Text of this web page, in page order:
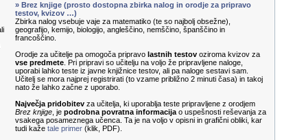
» Brez knjige (prosto dostopna zbirka nalog in orodje za pripravo
testov, kvizov …)
Zbirka nalog vsebuje vaje za matematiko (te so najbolj obsežne),
geografijo, kemijo, biologijo, angleščino, nemščino, španščino in
francoščino.
Orodje za učitelje pa omogoča pripravo lastnih testov oziroma kvizov za
vse predmete . Pri pripravi so učitelju na voljo že pripravljene naloge,
uporabi lahko teste iz javne knjižnice testov, ali pa naloge sestavi sam.
Učitelj se mora najprej registrirati (to vzame približno 2 minuti časa) in takoj
nato že lahko začne z uporabo.
Največja pridobitev za učitelja, ki uporablja teste pripravljene z orodjem
Brez knjige , je podrobna povratna informacija o uspešnosti reševanja za
vsakega posameznega učenca. Ta je na voljo v opisni in grafični obliki, kar
tudi kaže tale primer (klik, PDF).